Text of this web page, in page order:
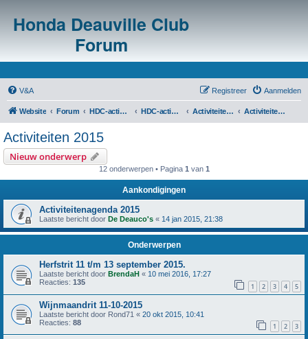
Honda Deauville Club
Forum
V&A Aanmelden
Registreer
Website Forum HDC-activiteiten HDC-activiteitenoverzicht en agenda's Activiteiten voorgaande jaren Activiteiten 2015
Activiteiten 2015
Nieuw onderwerp
12 onderwerpen • Pagina 1 van 1
Aankondigingen
Activiteitenagenda 2015
Laatste bericht door De Deauco's « 14 jan 2015, 21:38
Onderwerpen
Herfstrit 11 t/m 13 september 2015.
Laatste bericht door BrendaH « 10 mei 2016, 17:27
Reacties: 135 1 2 3 4 5
Wijnmaandrit 11-10-2015
Laatste bericht door Rond71 « 20 okt 2015, 10:41
Reacties: 88 1 2 3